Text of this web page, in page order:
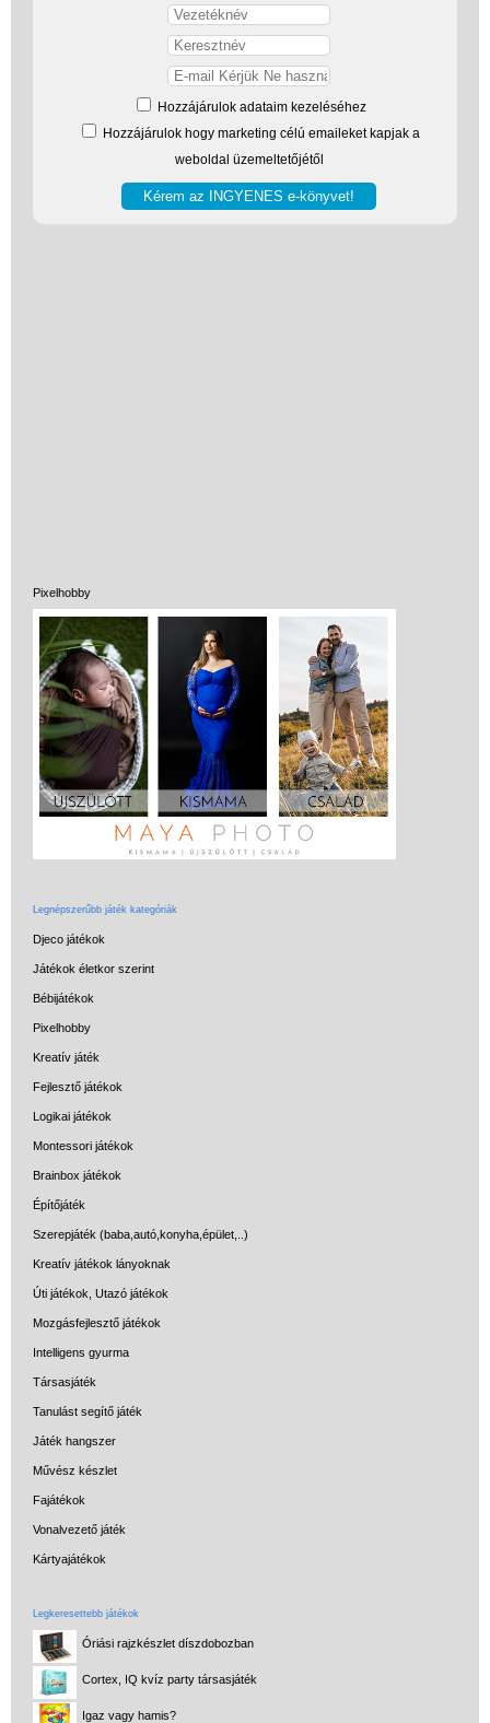
Hozzájárulok adataim kezeléséhez
Hozzájárulok hogy marketing célú emaileket kapjak a
weboldal üzemeltetőjétől
Pixelhobby
Legnépszerűbb játék kategóriák
Djeco játékok
Játékok életkor szerint
Bébijátékok
Pixelhobby
Kreatív játék
Fejlesztő játékok
Logikai játékok
Montessori játékok
Brainbox játékok
Építőjáték
Szerepjáték (baba,autó,konyha,épület,..)
Kreatív játékok lányoknak
Úti játékok, Utazó játékok
Mozgásfejlesztő játékok
Intelligens gyurma
Társasjáték
Tanulást segítő játék
Játék hangszer
Művész készlet
Fajátékok
Vonalvezető játék
Kártyajátékok
Legkeresettebb játékok
Óriási rajzkészlet díszdobozban
Cortex, IQ kvíz party társasjáték
Igaz vagy hamis?